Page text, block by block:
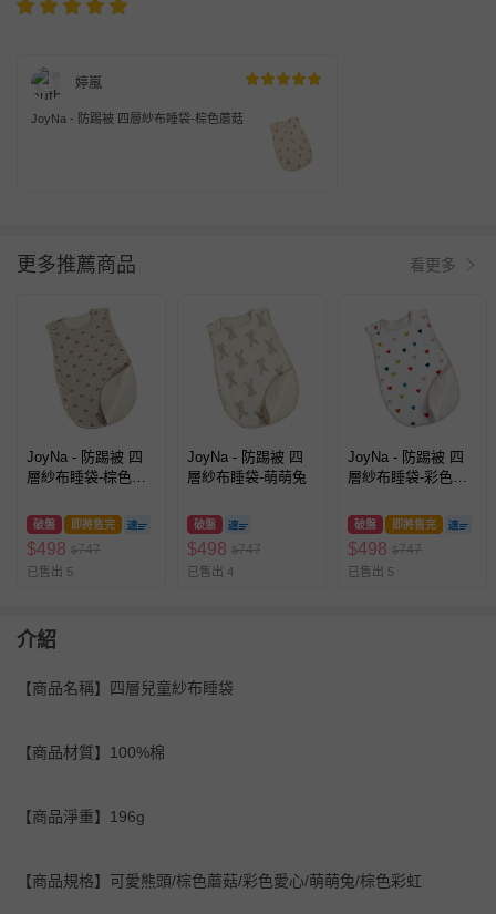
婷嵐
JoyNa - 防踢被 四層紗布睡袋-棕色蘑菇
更多推薦商品 看更多
JoyNa - 防踢被 四
層紗布睡袋-棕色彩
破盤 即將售完
$498 $747
已售出 5
JoyNa - 防踢被 四
層紗布睡袋-萌萌兔
破盤
$498 $747
已售出 4
JoyNa - 防踢被 四
層紗布睡袋-彩色愛
破盤 即將售完
$498 $747
已售出 5
介紹
【商品名稱】四層兒童紗布睡袋
【商品材質】100%棉
【商品淨重】196g
【商品規格】可愛熊頭/棕色蘑菇/彩色愛心/萌萌兔/棕色彩虹